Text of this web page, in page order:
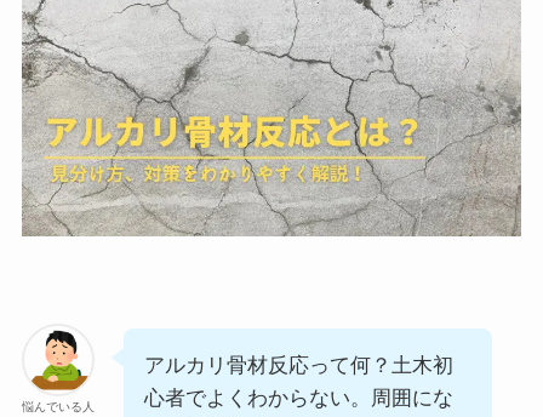
悩んでいる人
アルカリ骨材反応って何？土木初
心者でよくわからない。周囲にな